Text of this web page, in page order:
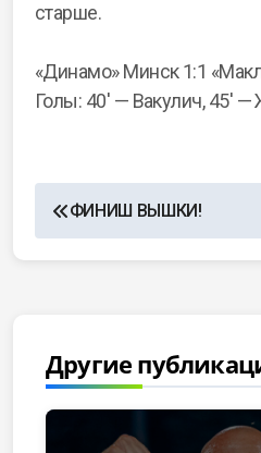
старше.
«Динамо» Минск 1:1
Голы: 40′ — Вакулич, 45′
ФИНИШ ВЫШКИ!
Другие